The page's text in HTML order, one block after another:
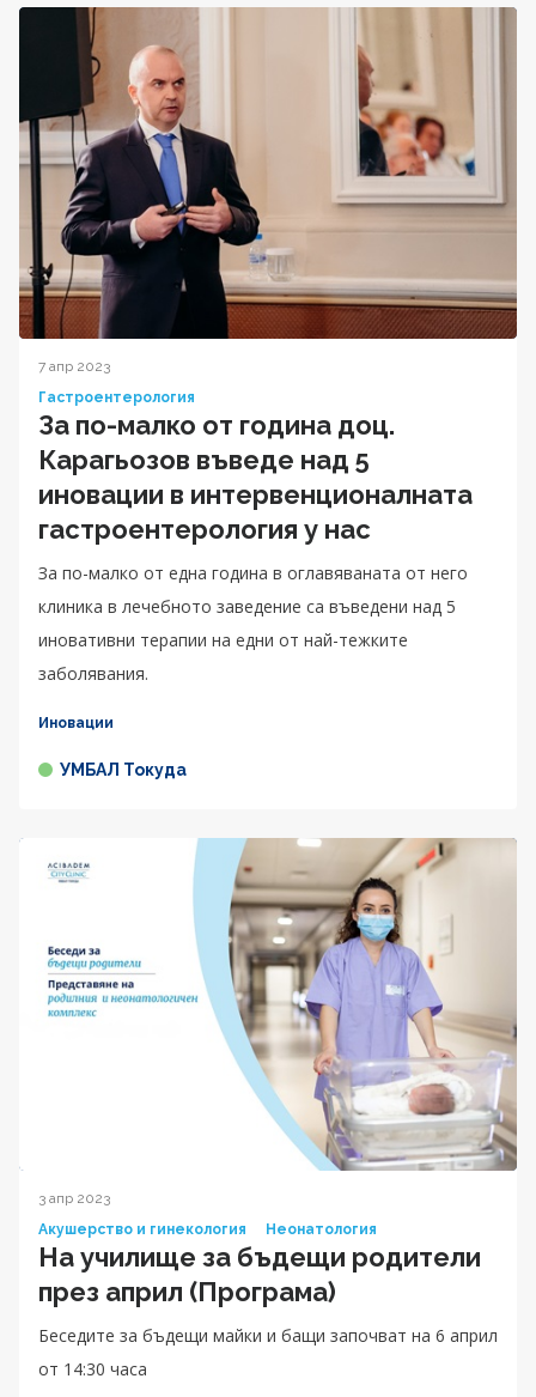
7 апр 2023
Гастроентерология
За по-малко от година доц.
Карагьозов въведе над 5
иновации в интервенционалната
гастроентерология у нас
За по-малко от една година в оглавяваната от него
клиника в лечебното заведение са въведени над 5
иновативни терапии на едни от най-тежките
заболявания.
Иновации
УМБАЛ Токуда
3 апр 2023
Акушерство и гинекология
Неонатология
На училище за бъдещи родители
през април (Програма)
Беседите за бъдещи майки и бащи започват на 6 април
от 14:30 часа